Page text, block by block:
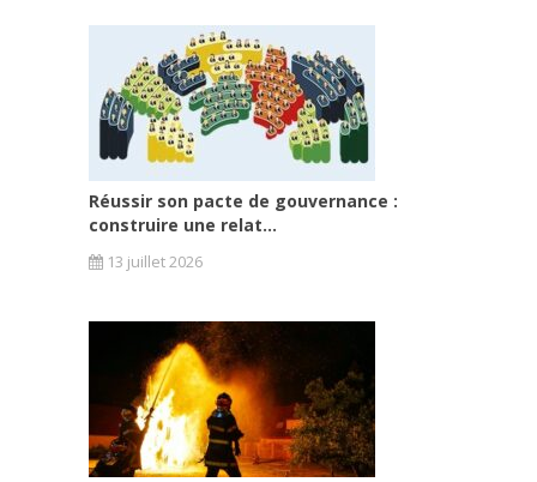
Réussir son pacte de gouvernance :
construire une relat...
13 juillet 2026